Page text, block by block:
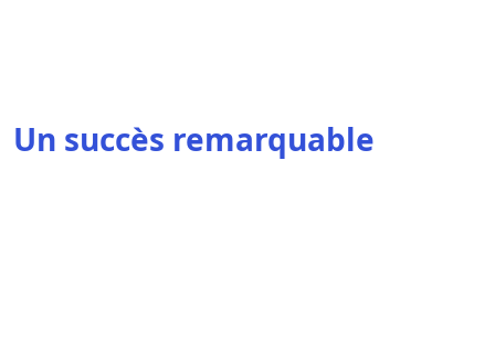
Un succès remarquable